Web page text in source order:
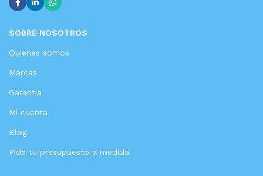
SOBRE NOSOTROS
Quienes somos
Marcas
Garantía
Mi cuenta
Blog
Pide tu presupuesto a medida